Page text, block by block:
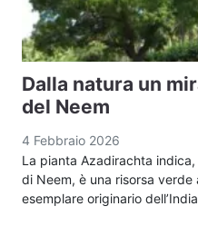
Dalla natura un
del Neem
4 Febbraio 2026
La pianta Azadirachta
di Neem, è una risorsa
esemplare originario